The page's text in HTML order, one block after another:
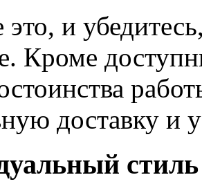
это, и
Кроме
доставку и
стиль